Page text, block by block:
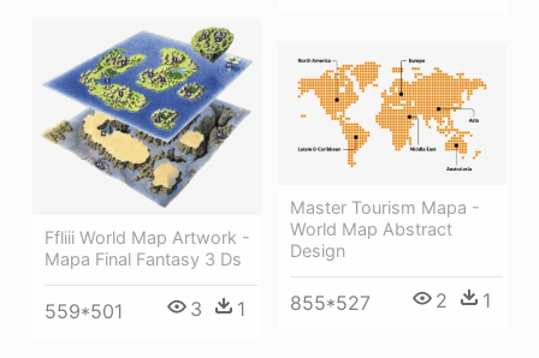
Ffliii World Map Artwork -
Mapa Final Fantasy 3 Ds
559*501 3 1
Master Tourism Mapa -
World Map Abstract
Design
855*527 2 1